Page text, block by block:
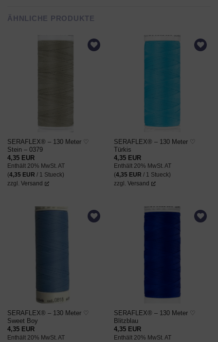
ÄHNLICHE PRODUKTE
SERAFLEX® – 130 Meter ♡
Stein – 0379
4,35 EUR
Enthält 20% MwSt. AT
(4,35 EUR / 1 Stueck)
zzgl. Versand
SERAFLEX® – 130 Meter ♡
Türkis
4,35 EUR
Enthält 20% MwSt. AT
(4,35 EUR / 1 Stueck)
zzgl. Versand
SERAFLEX® – 130 Meter ♡
Sweet Boy
4,35 EUR
Enthält 20% MwSt. AT
WUNSCHZETTEL
SERAFLEX® – 130 Meter ♡
Blitzblau
4,35 EUR
Enthält 20% MwSt. AT